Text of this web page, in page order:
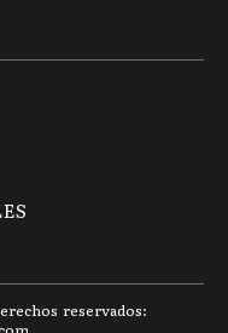
reservados: